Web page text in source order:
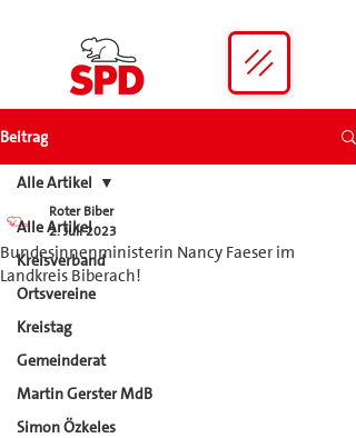
Beitrag
Alle Artikel
Kreisverband
Ortsvereine
Kreistag
Gemeinderat
Martin Gerster MdB
Simon Özkeles
Alle Artikel
Bundesinnenministerin Nancy Faeser im
Landkreis Biberach!
Roter Biber
2. Juli 2023